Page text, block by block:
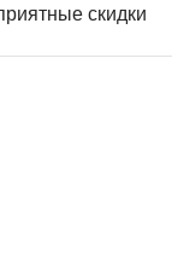
скидки